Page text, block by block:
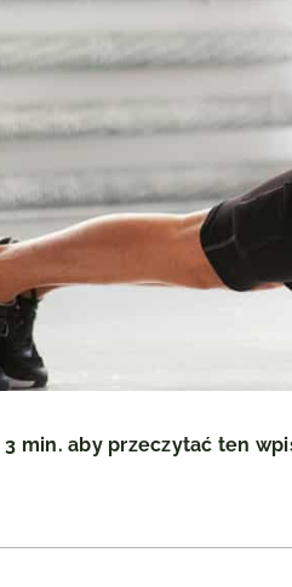
min. aby przeczytać ten